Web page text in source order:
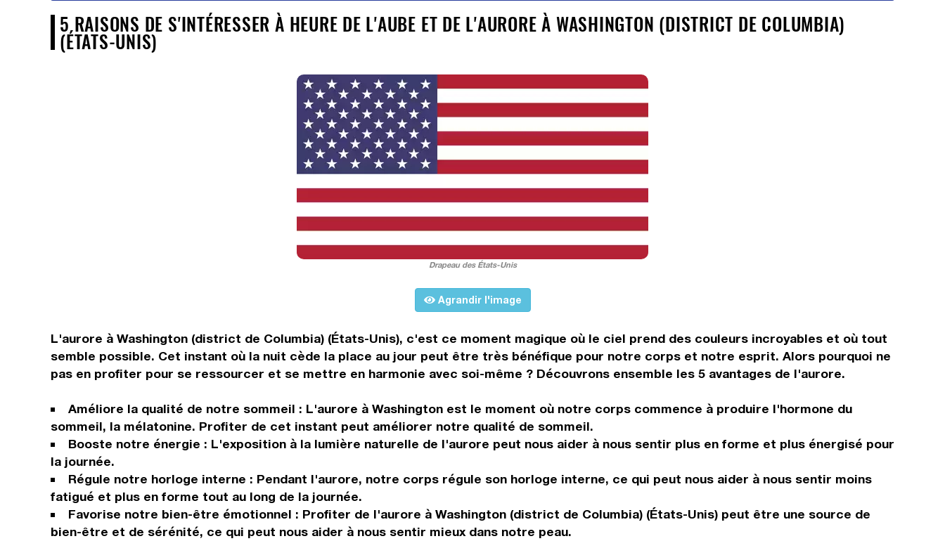
5 RAISONS DE S'INTÉRESSER À HEURE DE L'AUBE ET DE L'AURORE À WASHINGTON (DISTRICT DE COLUMBIA)
(ÉTATS-UNIS)
Drapeau des États-Unis
Agrandir l'image
L'aurore à Washington (district de Columbia) (États-Unis), c'est ce moment magique où le ciel prend des couleurs incroyables et où tout
semble possible. Cet instant où la nuit cède la place au jour peut être très bénéfique pour notre corps et notre esprit. Alors pourquoi ne
pas en profiter pour se ressourcer et se mettre en harmonie avec soi-même ? Découvrons ensemble les 5 avantages de l'aurore.
Améliore la qualité de notre sommeil : L'aurore à Washington est le moment où notre corps commence à produire l'hormone du
sommeil, la mélatonine. Profiter de cet instant peut améliorer notre qualité de sommeil.
Booste notre énergie : L'exposition à la lumière naturelle de l'aurore peut nous aider à nous sentir plus en forme et plus énergisé pour
la journée.
Régule notre horloge interne : Pendant l'aurore, notre corps régule son horloge interne, ce qui peut nous aider à nous sentir moins
fatigué et plus en forme tout au long de la journée.
Favorise notre bien-être émotionnel : Profiter de l'aurore à Washington (district de Columbia) (États-Unis) peut être une source de
bien-être et de sérénité, ce qui peut nous aider à nous sentir mieux dans notre peau.